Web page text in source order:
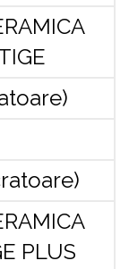
PLUS